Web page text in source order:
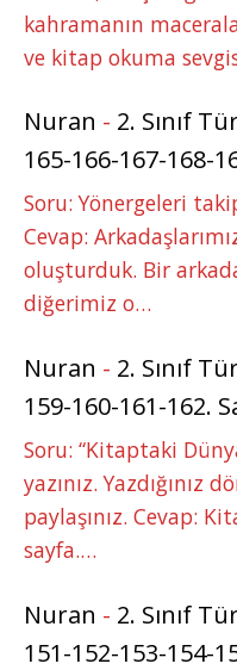
kahramanın
ve kitap okuma
Nuran - 2. Sınıf
165-166-167-168-
Soru: Yönergeleri
Cevap:
oluşturduk. Bir
diğerimiz o…
Nuran - 2. Sınıf
159-160-161-162.
Soru: “Kitaptaki
yazınız. Yazdığınız
paylaşınız. Cevap:
sayfa.…
Nuran - 2. Sınıf
151-152-153-154-